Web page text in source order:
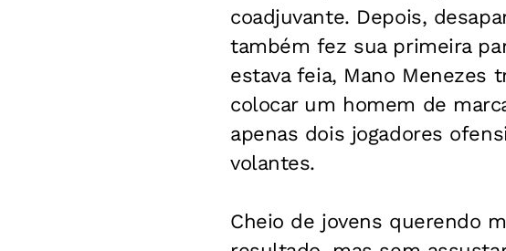
coadjuvante. Depois,
também fez sua primeira
estava feia, Mano Menezes
colocar um homem de
apenas dois jogadores
volantes.
Cheio de jovens querendo